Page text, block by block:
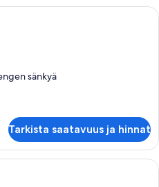
Superior-huone | Ylelliset
sänkyä
Tarkista saatavuus ja hinnat
Tilava olohuone, jossa on valkoinen